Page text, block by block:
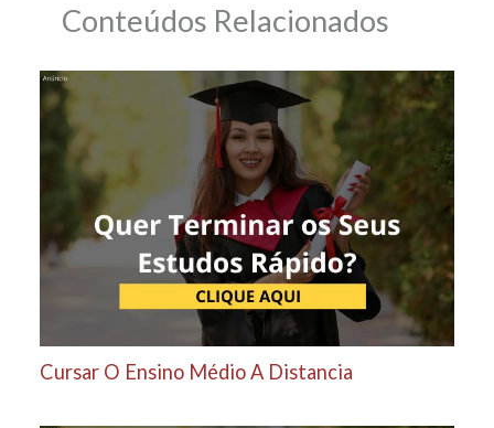
Conteúdos Relacionados
Cursar O Ensino Médio A Distancia